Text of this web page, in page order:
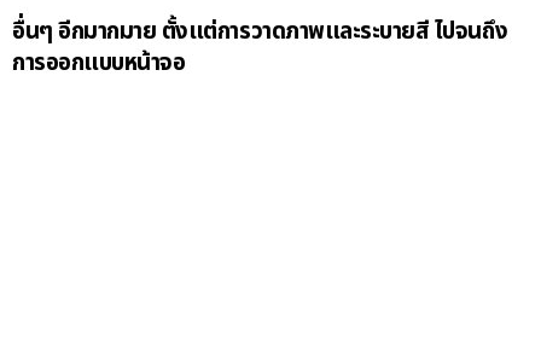
อื่นๆ อีกมากมาย ตั้งแต่การวาดภาพและระบายสี ไปจนถึง
การออกแบบหน้าจอ